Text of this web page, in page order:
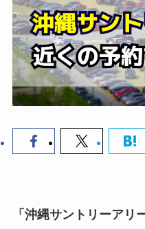
「沖縄サントリーアリ